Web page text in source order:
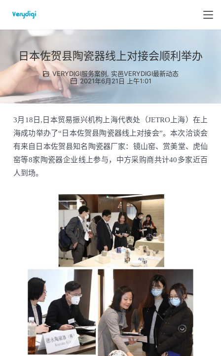
日本佐贺县陶瓷器线上对接会顺利举办
VERYDIGI服务案例, 实邑VERYDIGI最新动态
2021年6月21日 上午1:01
3月18日,日本贸易振兴机构上海代表处（JETRO上海）在上
海成功举办了“日本佐贺县陶瓷器线上对接会”。本次洽谈会
有来自日本佐贺县知名陶瓷器厂家：镜山窑、赏美堂、虎仙
窑等8家陶瓷器企业线上参与，中方采购商共计40多家近百
人到场。